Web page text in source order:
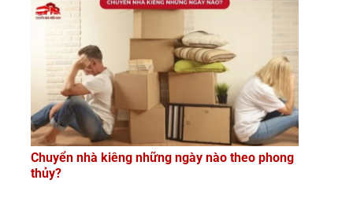
Chuyển nhà kiêng những ngày nào theo phong
thủy?